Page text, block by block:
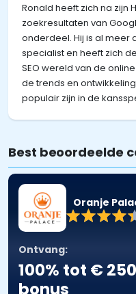
Ronald heeft zich na zijn
zoekresultaten van
onderdeel. Hij is al meer
specialist en heeft zich
SEO wereld van de
de trends en
populair zijn in de
Best beoordeelde
Oranje
Ontvang:
100% tot € 250
bonus